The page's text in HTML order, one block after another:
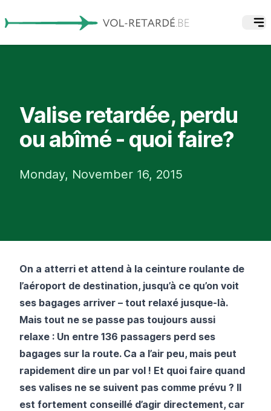
Valise retardée, perdu
ou abîmé - quoi faire?
Monday, November 16, 2015
On a atterri et attend à la ceinture roulante de
l’aéroport de destination, jusqu’à ce qu’on voit
ses bagages arriver – tout relaxé jusque-là.
Mais tout ne se passe pas toujours aussi
relaxe : Un entre 136 passagers perd ses
bagages sur la route. Ca a l’air peu, mais peut
rapidement dire un par vol ! Et quoi faire quand
ses valises ne se suivent pas comme prévu ? Il
est fortement conseillé d’agir directement, car